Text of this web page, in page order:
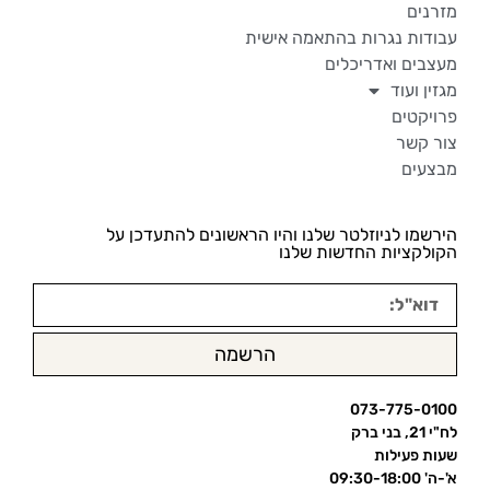
מזרנים
עבודות נגרות בהתאמה אישית
מעצבים ואדריכלים
מגזין ועוד
פרויקטים
צור קשר
מבצעים
הירשמו לניוזלטר שלנו והיו הראשונים להתעדכן על
הקולקציות החדשות שלנו
הרשמה
073-775-0100
לח"י 21, בני ברק
שעות פעילות
א'-ה' 09:30-18:00